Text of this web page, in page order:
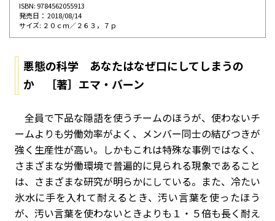
ISBN: 9784562055913
発売⽇： 2018/08/14
サイズ: ２０ｃｍ／２６３，７ｐ
悪態の科学 あなたはなぜ口にしてしまうの
か ［著］エマ・バーン
全員で下品な隠語を使うチームのほうが、使わないチ
ームよりも労働効率がよく、メンバー同士の結びつきが
強く生産性が高い。しかもこれは特殊な事例ではなく、
さまざまな労働環境で普遍的に見られる現象であること
は、さまざまな研究が明らかにしている。また、冷たい
氷水に手を入れて耐えるとき、汚い言葉を使ったほう
が、汚い言葉を使わないときよりも１・５倍も長く耐え